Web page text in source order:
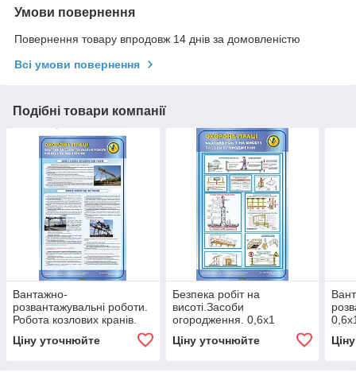
Умови повернення
Повернення товару впродовж 14 днів за домовленістю
Всі умови повернення
Подібні товари компанії
Вантажно-
розвантажувальні роботи.
Робота козлових кранів.
Ціну уточнюйте
Безпека робіт на
висоті.Засоби
огородження. 0,6х1
Ціну уточнюйте